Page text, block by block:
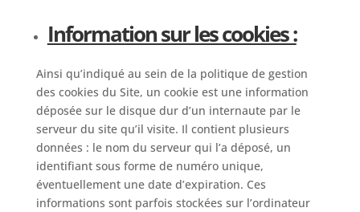
Information sur les cookies :
Ainsi qu’indiqué au sein de la politique de gestion
des cookies du Site, un cookie est une information
déposée sur le disque dur d’un internaute par le
serveur du site qu’il visite. Il contient plusieurs
données : le nom du serveur qui l’a déposé, un
identifiant sous forme de numéro unique,
éventuellement une date d’expiration. Ces
informations sont parfois stockées sur l’ordinateur